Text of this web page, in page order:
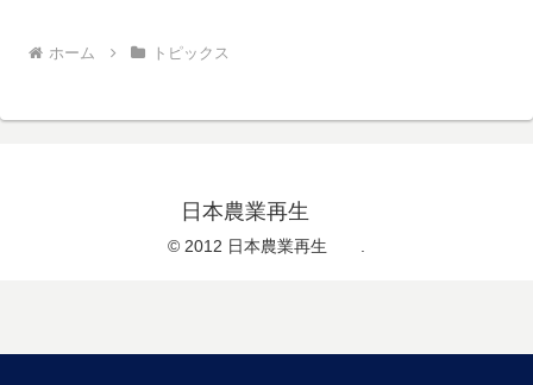
ホーム トピックス
日本農業再生
© 2012 日本農業再生 .